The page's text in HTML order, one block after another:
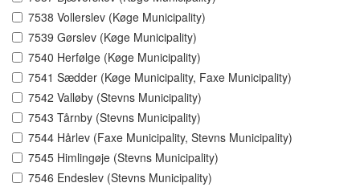
7538 Vollerslev (Køge Municipality)
7539 Gørslev (Køge Municipality)
7540 Herfølge (Køge Municipality)
7541 Sædder (Køge Municipality, Faxe Municipality)
7542 Valløby (Stevns Municipality)
7543 Tårnby (Stevns Municipality)
7544 Hårlev (Faxe Municipality, Stevns Municipality)
7545 Himlingøje (Stevns Municipality)
7546 Endeslev (Stevns Municipality)